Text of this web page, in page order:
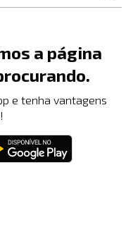
a página
e tenha vantagens